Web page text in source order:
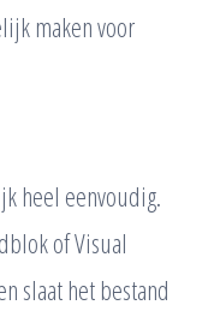
maken voor
heel eenvoudig.
of Visual
slaat het bestand